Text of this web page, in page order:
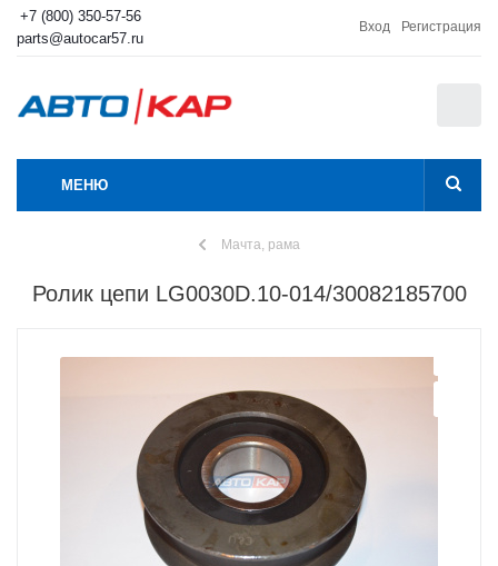
+7 (800) 350-57-56
parts@autocar57.ru
Вход Регистрация
МЕНЮ
Мачта, рама
Ролик цепи LG0030D.10-014/30082185700